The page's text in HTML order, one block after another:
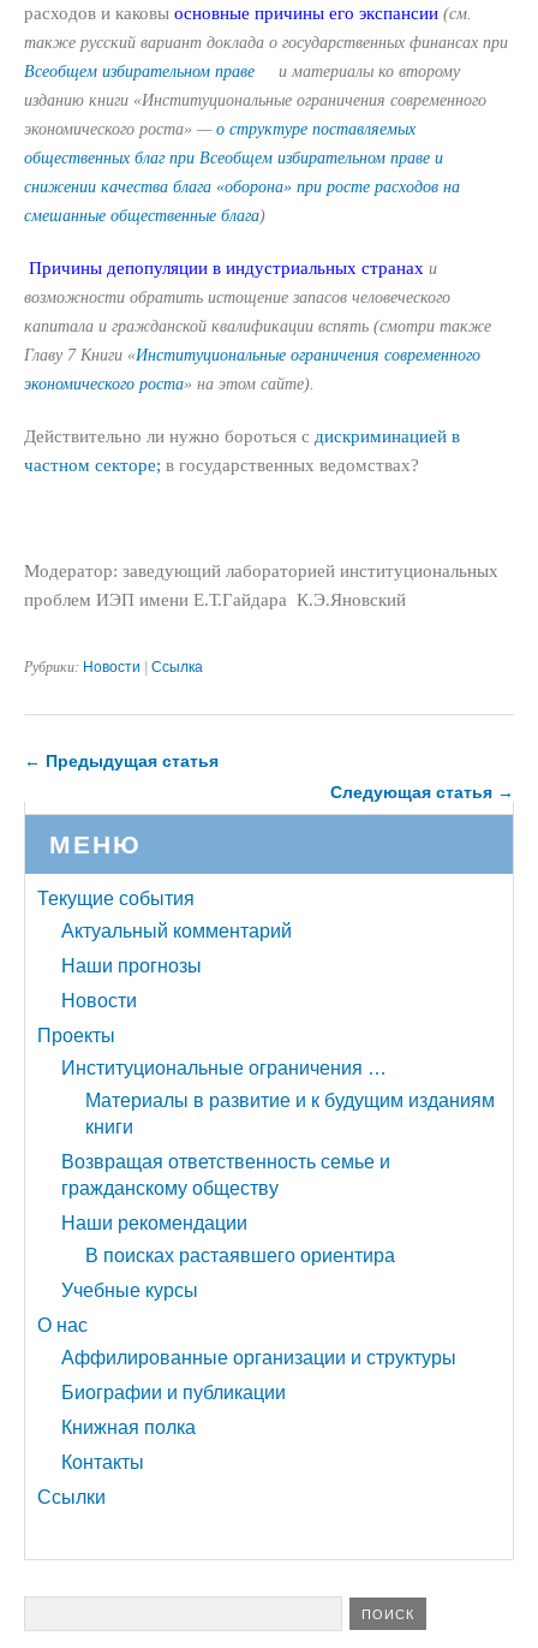
расходов и каковы основные причины его экспансии (см.
также русский вариант доклада о государственных финансах при
Всеобщем избирательном праве и материалы ко второму
изданию книги «Институциональные ограничения современного
экономического роста» — о структуре поставляемых
общественных благ при Всеобщем избирательном праве и
снижении качества блага «оборона» при росте расходов на
смешанные общественные блага)
Причины депопуляции в индустриальных странах и
возможности обратить истощение запасов человеческого
капитала и гражданской квалификации вспять (смотри также
Главу 7 Книги «Институциональные ограничения современного
экономического роста» на этом сайте).
Действительно ли нужно бороться с дискриминацией в
частном секторе; в государственных ведомствах?
Модератор: заведующий лабораторией институциональных
проблем ИЭП имени Е.Т.Гайдара К.Э.Яновский
Рубрики: Новости | Ссылка
← Предыдущая статья
Следующая статья →
МЕНЮ
Текущие события
Актуальный комментарий
Наши прогнозы
Новости
Проекты
Институциональные ограничения …
Материалы в развитие и к будущим изданиям
книги
Возвращая ответственность семье и
гражданскому обществу
Наши рекомендации
В поисках растаявшего ориентира
Учебные курсы
О нас
Аффилированные организации и структуры
Биографии и публикации
Книжная полка
Контакты
Ссылки